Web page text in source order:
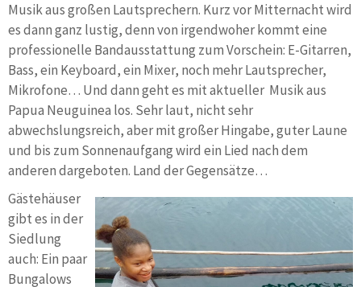
Musik aus großen Lautsprechern. Kurz vor Mitternacht wird
es dann ganz lustig, denn von irgendwoher kommt eine
professionelle Bandausstattung zum Vorschein: E-Gitarren,
Bass, ein Keyboard, ein Mixer, noch mehr Lautsprecher,
Mikrofone… Und dann geht es mit aktueller Musik aus
Papua Neuguinea los. Sehr laut, nicht sehr
abwechslungsreich, aber mit großer Hingabe, guter Laune
und bis zum Sonnenaufgang wird ein Lied nach dem
anderen dargeboten. Land der Gegensätze…
Gästehäuser
gibt es in der
Siedlung
auch: Ein paar
Bungalows